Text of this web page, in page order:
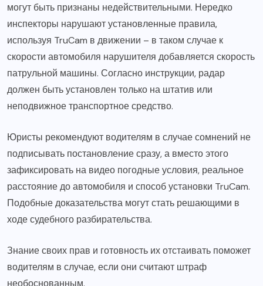
могут быть признаны недействительными. Нередко
инспекторы нарушают установленные правила,
используя TruCam в движении – в таком случае к
скорости автомобиля нарушителя добавляется скорость
патрульной машины. Согласно инструкции, радар
должен быть установлен только на штатив или
неподвижное транспортное средство.
Юристы рекомендуют водителям в случае сомнений не
подписывать постановление сразу, а вместо этого
зафиксировать на видео погодные условия, реальное
расстояние до автомобиля и способ установки TruCam.
Подобные доказательства могут стать решающими в
ходе судебного разбирательства.
Знание своих прав и готовность их отстаивать поможет
водителям в случае, если они считают штраф
необоснованным.